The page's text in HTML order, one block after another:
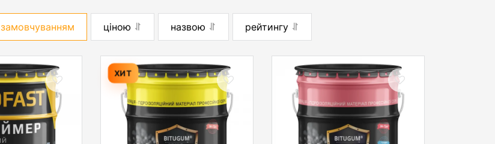
замовчуванням ціною назвою рейтингу
ХИТ